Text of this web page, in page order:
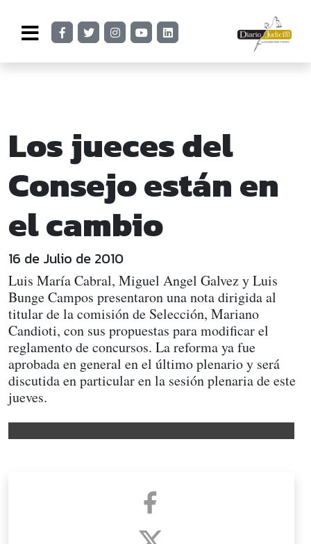
Los jueces del
Consejo están en
el cambio
16 de Julio de 2010
Luis María Cabral, Miguel Angel Galvez y Luis
Bunge Campos presentaron una nota dirigida al
titular de la comisión de Selección, Mariano
Candioti, con sus propuestas para modificar el
reglamento de concursos. La reforma ya fue
aprobada en general en el último plenario y será
discutida en particular en la sesión plenaria de este
jueves.